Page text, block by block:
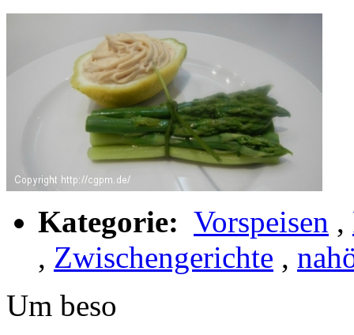
Kategorie: Vorspeisen ,
, Zwischengerichte ,
Um beso